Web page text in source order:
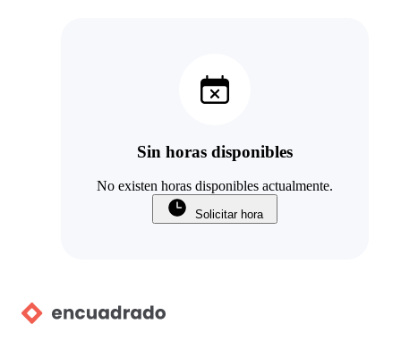
Sin horas disponibles
No existen horas disponibles actualmente.
Solicitar hora